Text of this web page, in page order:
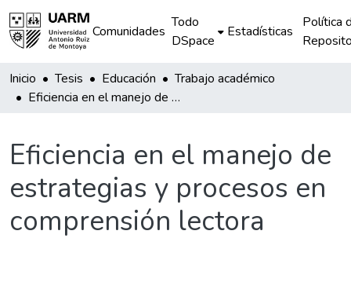
Comunidades
Todo
DSpace
Estadísticas
Política
Inicio Tesis Educación
Trabajo académico
Eficiencia en el manejo de estrategias y procesos en comprensión lectora
Eficiencia en el manejo de
estrategias y procesos en
comprensión lectora